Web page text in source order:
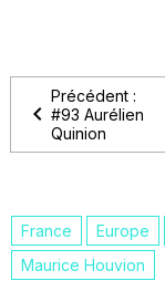
Précédent :
#93 Aurélien
Quinion
France Europe
Maurice Houvion